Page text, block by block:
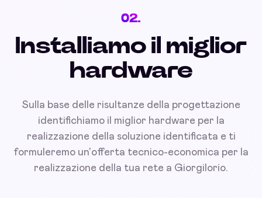
02.
Installiamo il miglior
hardware
Sulla base delle risultanze della progettazione
identifichiamo il miglior hardware per la
realizzazione della soluzione identificata e ti
formuleremo un'offerta tecnico-economica per la
realizzazione della tua rete a Giorgilorio.